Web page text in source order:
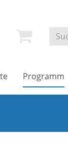
Programm